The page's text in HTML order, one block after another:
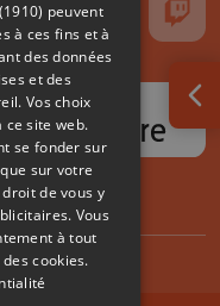
sur TikTok
Suivez-nous sur YouTube
Suivez-nous
peuvent
à ces fins et à
des données
et des
Vos choix
ce site web.
se fonder sur
sur votre
de vous y
. Vous
à tout
cookies.